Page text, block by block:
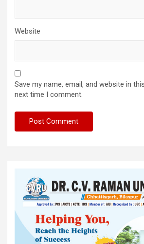
Website
Save my name, email, and website in
next time I comment.